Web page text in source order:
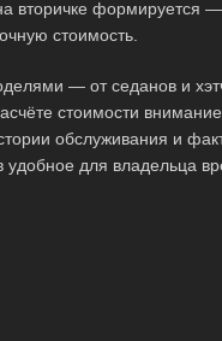
вторичке формируется
стоимость.
— от седанов и
стоимости
обслуживания и
удобное для владельца